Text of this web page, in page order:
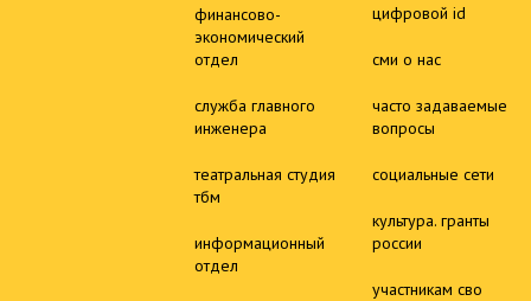
финансово-
экономический
отдел
служба главного
инженера
театральная студия
тбм
информационный
отдел
цифровой id
сми о нас
часто задаваемые
вопросы
социальные сети
культура. гранты
россии
участникам сво